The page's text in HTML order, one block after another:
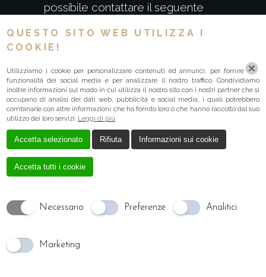
possibile contattare il seguente
e-mail:
DATA ULTIMA
REVISIONE
Data ultima revisione: 05-02-2024
QUESTO SITO WEB UTILIZZA I
COOKIE!
Utilizziamo i cookie per personalizzare contenuti ed annunci, per fornire
funzionalità dei social media e per analizzare il nostro traffico. Condividiamo
inoltre informazioni sul modo in cui utilizza il nostro sito con i nostri partner che si
occupano di analisi dei dati web, pubblicità e social media, i quali potrebbero
combinarle con altre informazioni che ha fornito loro o che hanno raccolto dal suo
utilizzo dei loro servizi. Leggi di più
Accetta selezionato Rifiuta Informazioni sui cookie
Accetta tutti i cookie
Necessario Preferenze Analitici
Marketing